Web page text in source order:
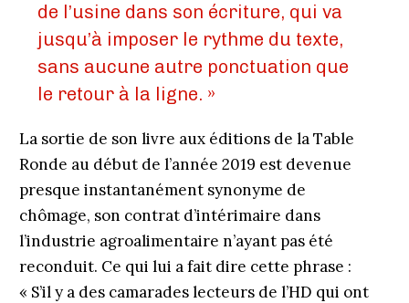
de l’usine dans son écriture, qui va
jusqu’à imposer le rythme du texte,
sans aucune autre ponctuation que
le retour à la ligne. »
La sortie de son livre aux éditions de la Table
Ronde au début de l’année 2019 est devenue
presque instantanément synonyme de
chômage, son contrat d’intérimaire dans
l’industrie agroalimentaire n’ayant pas été
reconduit. Ce qui lui a fait dire cette phrase :
« S’il y a des camarades lecteurs de l’HD qui ont